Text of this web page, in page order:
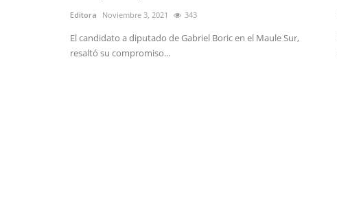
Editora Noviembre 3, 2021 343
El candidato a diputado de Gabriel Boric en el Maule Sur,
resaltó su compromiso...